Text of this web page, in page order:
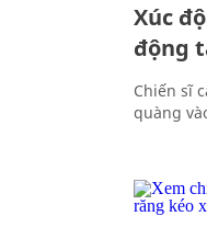
Xúc
động
Chiến sĩ
quàng